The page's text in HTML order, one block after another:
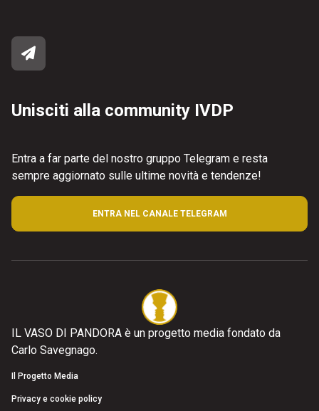
Unisciti alla community IVDP
Entra a far parte del nostro gruppo Telegram e resta
sempre aggiornato sulle ultime novità e tendenze!
ENTRA NEL CANALE TELEGRAM
IL VASO DI PANDORA è un progetto media fondato da
Carlo Savegnago.
Il Progetto Media
Privacy e cookie policy